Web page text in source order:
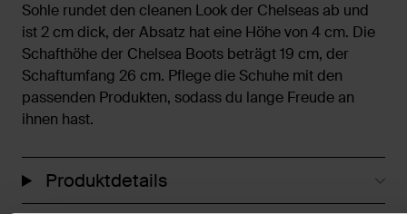
Sohle rundet den cleanen Look der Chelseas ab und
ist 2 cm dick, der Absatz hat eine Höhe von 4 cm. Die
Schafthöhe der Chelsea Boots beträgt 19 cm, der
Schaftumfang 26 cm. Pflege die Schuhe mit den
passenden Produkten, sodass du lange Freude an
ihnen hast.
Produktdetails